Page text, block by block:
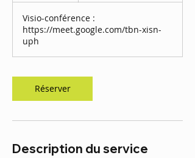
i
n
Visio-conférence :
https://meet.google.com/tbn-xisn-
uph
Réserver
Description du service